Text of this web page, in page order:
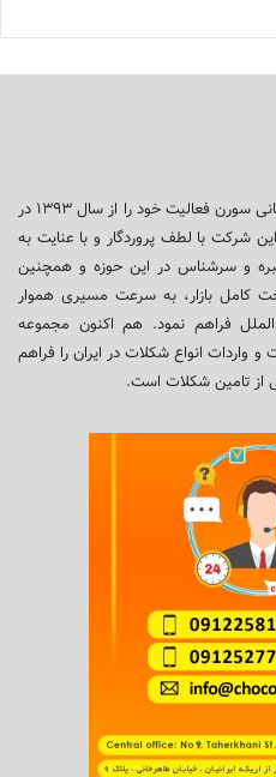
گروه شرکت های مشاوره، تامین و بازرگانی سورن فعالیت خود را از سال ۱۳۹۳ در
شرکت با لطف پروردگار و با عنایت به
و سرشناس در این حوزه و همچنین
کامل بازار، به سرعت مسیری هموار
فراهم نمود. هم اکنون مجموعه
واردات انواع شکلات در ایران را فراهم
از تامین شکلات است.